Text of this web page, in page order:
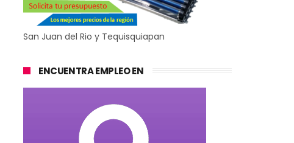
San Juan del Rio y Tequisquiapan
ENCUENTRA EMPLEO EN